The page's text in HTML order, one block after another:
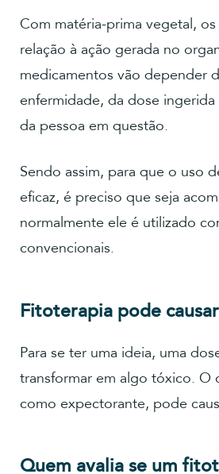
Com matéria-prima vegetal,
relação à ação gerada no
medicamentos vão depender
enfermidade, da dose
da pessoa em questão.
Sendo assim, para que o uso
eficaz, é preciso que seja
normalmente ele é utilizado
convencionais.
Fitoterapia pode
Para se ter uma ideia, uma
transformar em algo tóxico. O
como expectorante, pode
Quem avalia se um